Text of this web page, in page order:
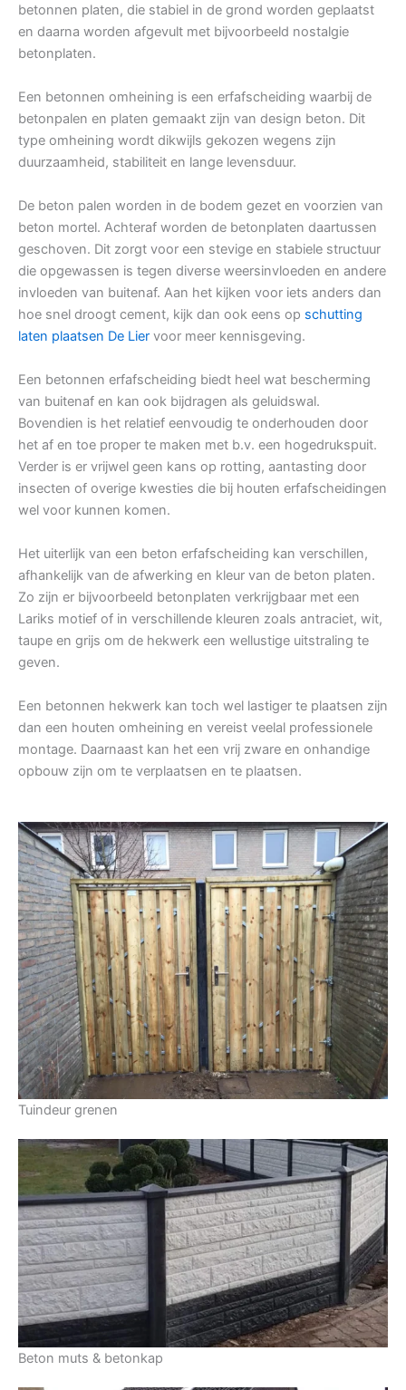
betonnen platen, die stabiel in de grond worden geplaatst
en daarna worden afgevult met bijvoorbeeld nostalgie
betonplaten.
Een betonnen omheining is een erfafscheiding waarbij de
betonpalen en platen gemaakt zijn van design beton. Dit
type omheining wordt dikwijls gekozen wegens zijn
duurzaamheid, stabiliteit en lange levensduur.
De beton palen worden in de bodem gezet en voorzien van
beton mortel. Achteraf worden de betonplaten daartussen
geschoven. Dit zorgt voor een stevige en stabiele structuur
die opgewassen is tegen diverse weersinvloeden en andere
invloeden van buitenaf. Aan het kijken voor iets anders dan
hoe snel droogt cement, kijk dan ook eens op schutting
laten plaatsen De Lier voor meer kennisgeving.
Een betonnen erfafscheiding biedt heel wat bescherming
van buitenaf en kan ook bijdragen als geluidswal.
Bovendien is het relatief eenvoudig te onderhouden door
het af en toe proper te maken met b.v. een hogedrukspuit.
Verder is er vrijwel geen kans op rotting, aantasting door
insecten of overige kwesties die bij houten erfafscheidingen
wel voor kunnen komen.
Het uiterlijk van een beton erfafscheiding kan verschillen,
afhankelijk van de afwerking en kleur van de beton platen.
Zo zijn er bijvoorbeeld betonplaten verkrijgbaar met een
Lariks motief of in verschillende kleuren zoals antraciet, wit,
taupe en grijs om de hekwerk een wellustige uitstraling te
geven.
Een betonnen hekwerk kan toch wel lastiger te plaatsen zijn
dan een houten omheining en vereist veelal professionele
montage. Daarnaast kan het een vrij zware en onhandige
opbouw zijn om te verplaatsen en te plaatsen.
Tuindeur grenen
Beton muts & betonkap